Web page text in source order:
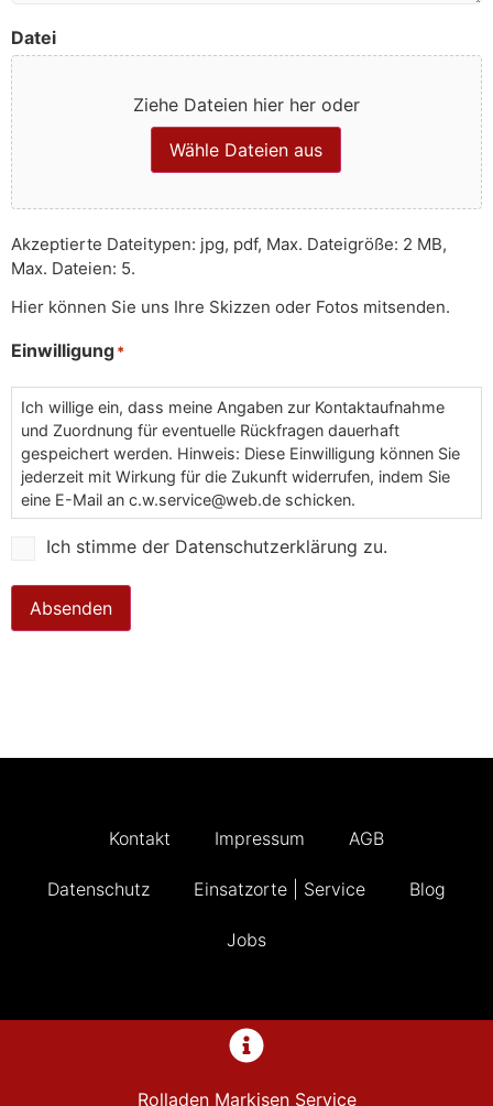
Datei
Ziehe Dateien hier her oder
Wähle Dateien aus
Akzeptierte Dateitypen: jpg, pdf, Max. Dateigröße: 2 MB,
Max. Dateien: 5.
Hier können Sie uns Ihre Skizzen oder Fotos mitsenden.
Einwilligung*
Ich willige ein, dass meine Angaben zur Kontaktaufnahme
und Zuordnung für eventuelle Rückfragen dauerhaft
gespeichert werden. Hinweis: Diese Einwilligung können Sie
jederzeit mit Wirkung für die Zukunft widerrufen, indem Sie
eine E-Mail an c.w.service@web.de schicken.
Ich stimme der Datenschutzerklärung zu.
Absenden
Kontakt Impressum AGB
Datenschutz Einsatzorte | Service Blog
Jobs
Rolladen Markisen Service